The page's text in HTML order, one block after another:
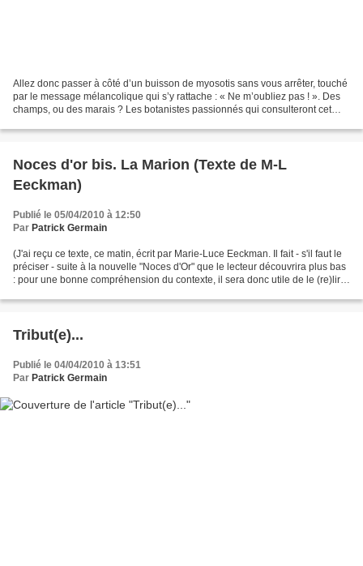
Allez donc passer à côté d’un buisson de myosotis sans vous arrêter, touché
par le message mélancolique qui s’y rattache : « Ne m’oubliez pas ! ». Des
champs, ou des marais ? Les botanistes passionnés qui consulteront cet
Noces d'or bis. La Marion (Texte de M-L
Eeckman)
Publié le 05/04/2010 à 12:50
Par Patrick Germain
(J'ai reçu ce texte, ce matin, écrit par Marie-Luce Eeckman. Il fait - s'il faut le
préciser - suite à la nouvelle "Noces d'Or" que le lecteur découvrira plus bas
: pour une bonne compréhension du contexte, il sera donc utile de le (re)lire
Tribut(e)...
Publié le 04/04/2010 à 13:51
Par Patrick Germain